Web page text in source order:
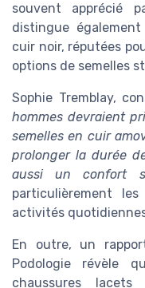
souvent apprécié
distingue
cuir noir, réputées
options de semelles
Sophie Tremblay,
hommes devraient
semelles en cuir
prolonger la durée
aussi un confort
particulièrement
activités
En outre, un
Podologie révèle
chaussures